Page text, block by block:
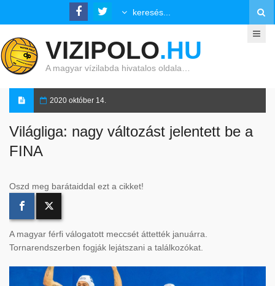
VIZIPOLO.HU
A magyar vízilabda hivatalos oldala…
2020 október 14.
Világliga: nagy változást jelentett be a
FINA
Oszd meg barátaiddal ezt a cikket!
A magyar férfi válogatott meccsét áttették januárra.
Tornarendszerben fogják lejátszani a találkozókat.